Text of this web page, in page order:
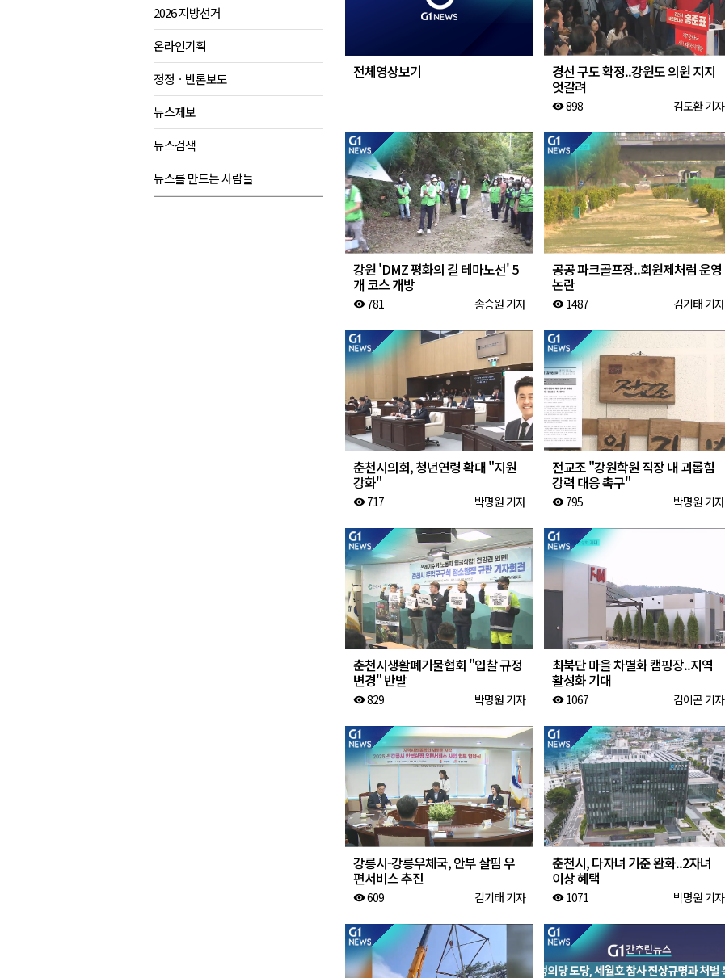
2026 지방선거
온라인기획
정정ㆍ반론보도
뉴스제보
뉴스검색
뉴스를 만드는 사람들
전체영상보기 경선 구도 확정..강원도 의원 지지
엇갈려
visibility898 김도환 기자
강원 'DMZ 평화의 길 테마노선' 5
개 코스 개방
visibility 781 송승원 기자
공공 파크골프장..회원제처럼 운영
논란
visibility 1487 김기태 기자
춘천시의회, 청년연령 확대 "지원
강화"
visibility 717 박명원 기자
전교조 "강원학원 직장 내 괴롭힘
강력 대응 촉구"
visibility 795 박명원 기자
춘천시생활폐기물협회 "입찰 규정
변경" 반발
visibility829 박명원 기자
최북단 마을 차별화 캠핑장..지역
활성화 기대
visibility 1067 김이곤 기자
강릉시-강릉우체국, 안부 살핌 우
편서비스 추진
visibility609 김기태 기자
춘천시, 다자녀 기준 완화..2자녀
이상 혜택
visibility 1071 박명원 기자